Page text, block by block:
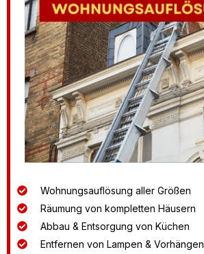
Wohnungsauflösung aller Größen
Räumung von kompletten Häusern
Abbau & Entsorgung von Küchen
Entfernen von Lampen & Vorhängen